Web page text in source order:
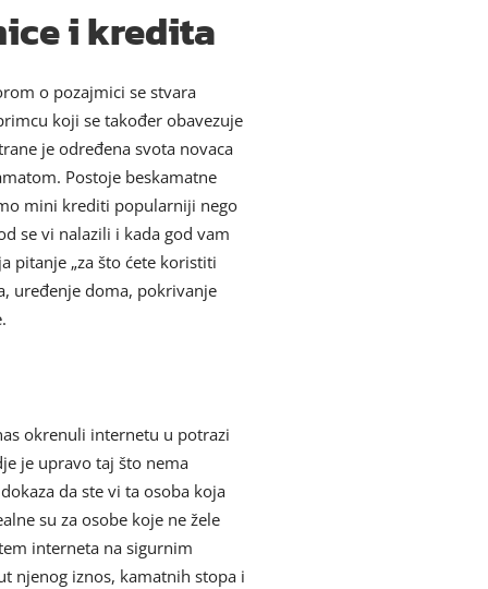
i kredita
o pozajmici se stvara
koji se također obavezuje
je određena svota novaca
Postoje beskamatne
mini krediti popularniji nego
se vi nalazili i kada god vam
pitanje „za što ćete koristiti
uređenje doma, pokrivanje
okrenuli internetu u potrazi
je upravo taj što nema
da ste vi ta osoba koja
su za osobe koje ne žele
interneta na sigurnim
njenog iznos, kamatnih stopa i